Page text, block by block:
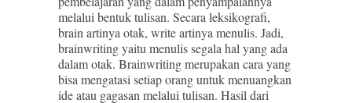
melalui bentuk tulisan. Secara leksikografi,
brain artinya otak, write artinya menulis. Jadi,
brainwriting yaitu menulis segala hal yang ada
dalam otak. Brainwriting merupakan cara yang
bisa mengatasi setiap orang untuk menuangkan
ide atau gagasan melalui tulisan. Hasil dari